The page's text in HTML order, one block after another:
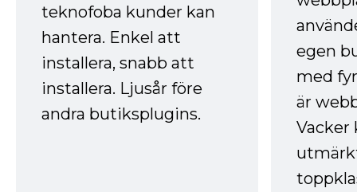
teknofoba kunder kan
hantera. Enkel att
installera, snabb att
installera. Ljusår före
andra butiksplugins.
egen
med
är
Vacker